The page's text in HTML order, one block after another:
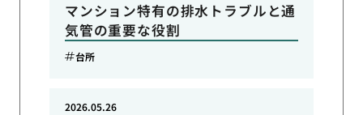
マンション特有の排水トラブルと通
気管の重要な役割
台所
2026.05.26